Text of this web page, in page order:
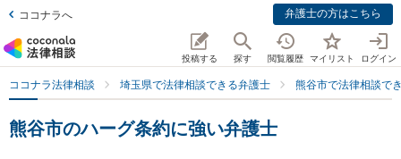
ココナラへ 弁護士の方はこちら
投稿する 探す 閲覧履歴 マイリスト ログイン
ココナラ法律相談 埼玉県で法律相談できる弁護士 熊谷市で法律相談で
熊谷市のハーグ条約に強い弁護士